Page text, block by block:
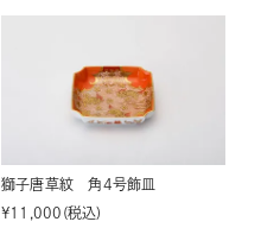
獅子唐草紋 角4号飾皿
¥11,000 税込